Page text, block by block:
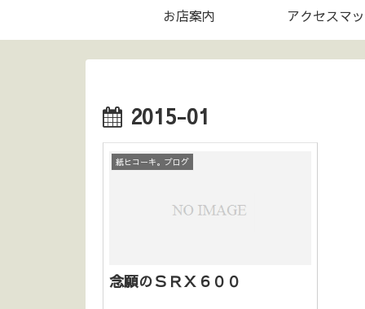
お店案内 アクセスマ
2015-01
紙ヒコーキ。ブログ
念願のＳＲＸ６００